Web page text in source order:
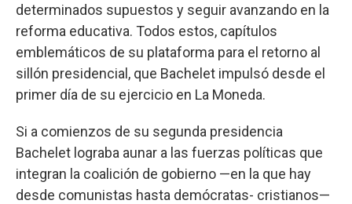
determinados supuestos y seguir avanzando en la
reforma educativa. Todos estos, capítulos
emblemáticos de su plataforma para el retorno al
sillón presidencial, que Bachelet impulsó desde el
primer día de su ejercicio en La Moneda.
Si a comienzos de su segunda presidencia
Bachelet lograba aunar a las fuerzas políticas que
integran la coalición de gobierno —en la que hay
desde comunistas hasta demócratas- cristianos—